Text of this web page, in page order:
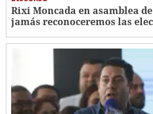
Rixi Moncada en asamblea
jamás reconoceremos las